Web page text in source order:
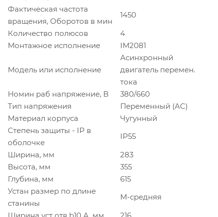
Фактическая частота
вращения, Оборотов в мин
1450
Количество полюсов
4
Монтажное исполнение
IM2081
Модель или исполнение
Асинхронный
двигатель перемен.
тока
Номин раб напряжение, В
380/660
Тип напряжения
Переменный (AC)
Материал корпуса
Чугунный
Степень защиты - IP в
оболочке
IP55
Ширина, мм
283
Высота, мм
355
Глубина, мм
615
Устан размер по длине
станины
M-средняя
Ширина уст отв b10 А, мм
216